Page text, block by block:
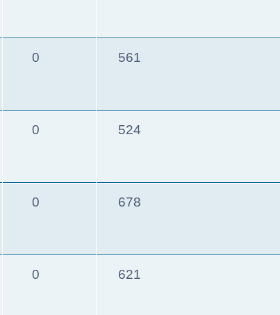
0 561
0 524
0 678
0 621